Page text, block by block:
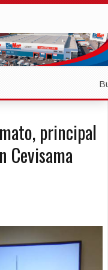
principal
Cevisama